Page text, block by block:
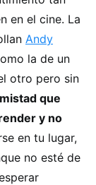
en el cine. La
Andy
la de un
otro pero sin
que
y no
en tu lugar,
no esté de